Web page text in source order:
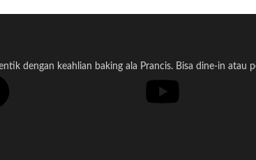
dengan keahlian baking ala Prancis. Bisa dine-in atau